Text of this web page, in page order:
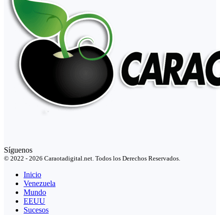
Síguenos
© 2022 - 2026 Caraotadigital.net. Todos los Derechos Reservados.
Inicio
Venezuela
Mundo
EEUU
Sucesos